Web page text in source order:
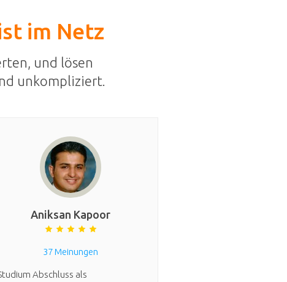
im Netz
und lösen
unkompliziert.
Aniksan Kapoor
37 Meinungen
Abschluss als